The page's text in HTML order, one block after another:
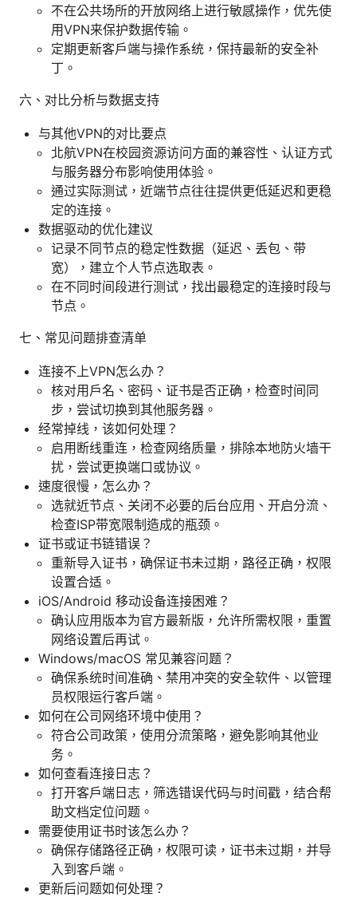
不在公共场所的开放网络上进行敏感操作，优先使
用VPN来保护数据传输。
定期更新客户端与操作系统，保持最新的安全补
丁。
六、对比分析与数据支持
与其他VPN的对比要点
北航VPN在校园资源访问方面的兼容性、认证方式
与服务器分布影响使用体验。
通过实际测试，近端节点往往提供更低延迟和更稳
定的连接。
数据驱动的优化建议
记录不同节点的稳定性数据（延迟、丢包、带
宽），建立个人节点选取表。
在不同时间段进行测试，找出最稳定的连接时段与
节点。
七、常见问题排查清单
连接不上VPN怎么办？
核对用户名、密码、证书是否正确，检查时间同
步，尝试切换到其他服务器。
经常掉线，该如何处理？
启用断线重连，检查网络质量，排除本地防火墙干
扰，尝试更换端口或协议。
速度很慢，怎么办？
选就近节点、关闭不必要的后台应用、开启分流、
检查ISP带宽限制造成的瓶颈。
证书或证书链错误？
重新导入证书，确保证书未过期，路径正确，权限
设置合适。
iOS/Android 移动设备连接困难？
确认应用版本为官方最新版，允许所需权限，重置
网络设置后再试。
Windows/macOS 常见兼容问题？
确保系统时间准确、禁用冲突的安全软件、以管理
员权限运行客户端。
如何在公司网络环境中使用？
符合公司政策，使用分流策略，避免影响其他业
务。
如何查看连接日志？
打开客户端日志，筛选错误代码与时间戳，结合帮
助文档定位问题。
需要使用证书时该怎么办？
确保存储路径正确，权限可读，证书未过期，并导
入到客户端。
更新后问题如何处理？